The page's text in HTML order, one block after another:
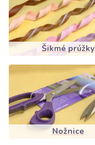
Šikmé prúžky
Nožnice